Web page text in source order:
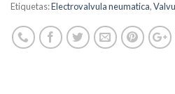
Etiquetas:Electrovalvula neumatica,